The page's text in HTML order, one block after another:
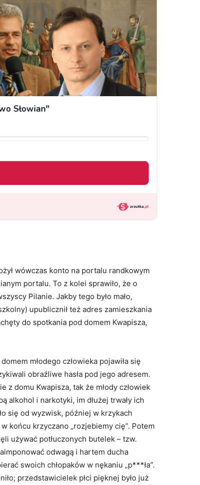
wówczas konto na portalu randkowym
portalu. To z kolei sprawiło, że o
Pilanie. Jakby tego było mało,
upublicznił też adres zamieszkania
do spotkania pod domem Kwapisza,
młodego człowieka pojawiła się
obraźliwe hasła pod jego adresem.
z domu Kwapisza, tak że młody człowiek
alkohol i narkotyki, im dłużej trwały ich
się od wyzwisk, później w krzykach
końcu krzyczano „rozjebiemy cię”. Potem
używać potłuczonych butelek – tzw.
odwagą i hartem ducha
swoich chłopaków w nękaniu „p***ła”.
przedstawicielek płci pięknej było już